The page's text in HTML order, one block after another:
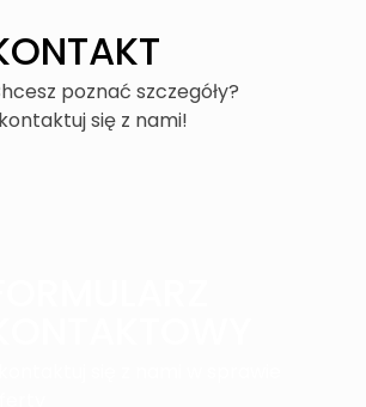
poznać szczegóły?
się z nami!